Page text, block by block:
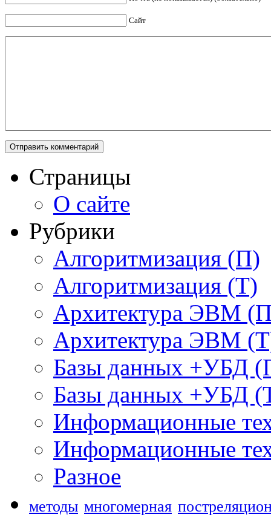
Сайт
Страницы
О сайте
Рубрики
Алгоритмизация (П)
Алгоритмизация (Т)
Архитектура ЭВМ
Архитектура ЭВМ
Базы данных +УБД
Базы данных +УБД
Информационные
Информационные
Разное
методы многомерная